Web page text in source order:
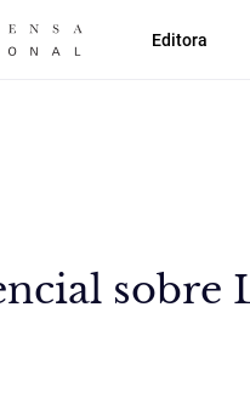
Editora
sobre